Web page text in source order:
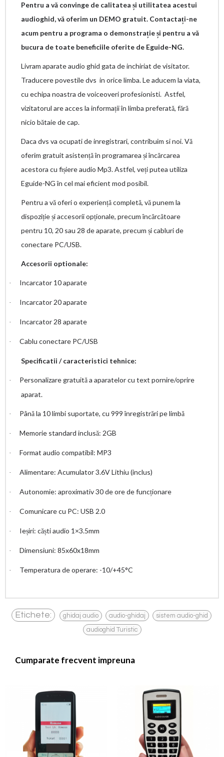
Pentru a vă convinge de calitatea și utilitatea acestui
audioghid, vă oferim un DEMO gratuit. Contactați-ne
acum pentru a programa o demonstrație și pentru a vă
bucura de toate beneficiile oferite de Eguide-NG.
Livram aparate audio ghid gata de inchiriat de visitator.
Traducere povestile dvs in orice limba. Le aducem la viata,
cu echipa noastra de voiceoveri profesionisti. Astfel,
vizitatorul are acces la informații în limba preferată, fără
nicio bătaie de cap.
Daca dvs va ocupati de inregistrari, contribuim si noi. Vă
oferim gratuit asistență în programarea și încărcarea
acestora cu fișiere audio Mp3. Astfel, veți putea utiliza
Eguide-NG în cel mai eficient mod posibil.
Pentru a vă oferi o experiență completă, vă punem la
dispoziție și accesorii opționale, precum încărcătoare
pentru 10, 20 sau 28 de aparate, precum și cabluri de
conectare PC/USB.
Accesorii optionale:
· Incarcator 10 aparate
· Incarcator 20 aparate
· Incarcator 28 aparate
· Cablu conectare PC/USB
Specificatii / caracteristici tehnice:
·
Personalizare gratuită a aparatelor cu text pornire/oprire
aparat.
· Până la 10 limbi suportate, cu 999 înregistrări pe limbă
· Memorie standard inclusă: 2GB
· Format audio compatibil: MP3
· Alimentare: Acumulator 3.6V Lithiu (inclus)
· Autonomie: aproximativ 30 de ore de funcționare
· Comunicare cu PC: USB 2.0
· Ieșiri: căști audio 1×3.5mm
· Dimensiuni: 85x60x18mm
· Temperatura de operare: -10/+45°C
Etichete: ghidaj audio , audio-ghidaj , sistem audio-ghid ,
audioghid Turistic
Cumparate frecvent impreuna